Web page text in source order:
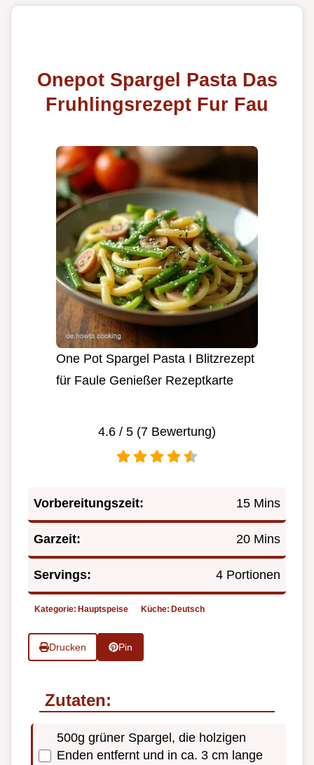
Onepot Spargel Pasta Das
Fruhlingsrezept Fur Fau
One Pot Spargel Pasta I Blitzrezept
für Faule Genießer Rezeptkarte
4.6 / 5 (7 Bewertung)
Vorbereitungszeit: 15 Mins
Garzeit: 20 Mins
Servings: 4 Portionen
Kategorie: Hauptspeise Küche: Deutsch
Drucken Pin
Zutaten:
500g grüner Spargel, die holzigen
Enden entfernt und in ca. 3 cm lange